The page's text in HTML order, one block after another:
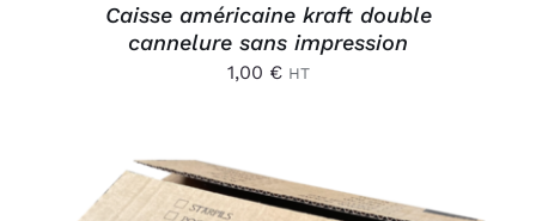
Caisse américaine kraft double
cannelure sans impression
1,00 € HT